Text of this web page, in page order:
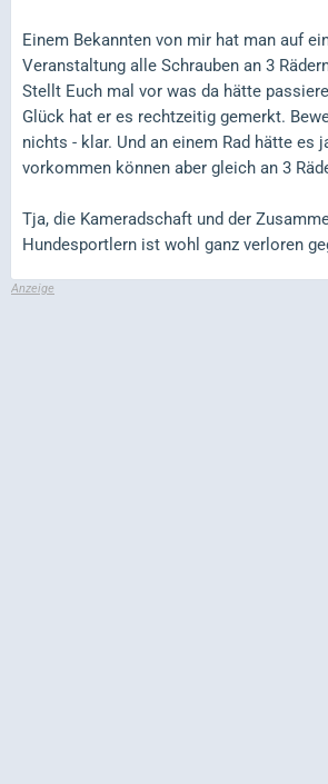
Einem Bekannten von mir hat man auf
Veranstaltung alle Schrauben an 3
Stellt Euch mal vor was da hätte
Glück hat er es rechtzeitig gemerkt.
nichts - klar. Und an einem Rad hätte es
vorkommen können aber gleich an 3
Tja, die Kameradschaft und der
Hundesportlern ist wohl ganz verloren